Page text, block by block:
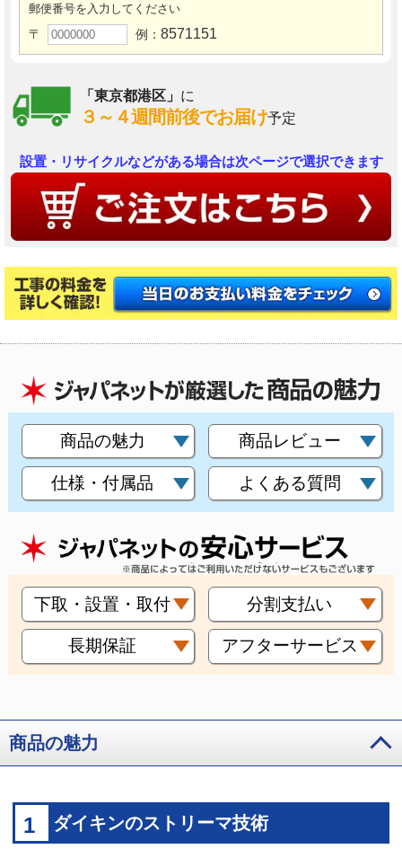
郵便番号を入力してください
〒 例： 8571151
「東京都港区」 に
３～４週間前後でお届け予定
設置・リサイクルなどがある場合は次ページで選択できます
商品の魅力 商品レビュー
仕様・付属品 よくある質問
下取・設置・取付 分割支払い
長期保証 アフターサービス
商品の魅力
1 ダイキンのストリーマ技術